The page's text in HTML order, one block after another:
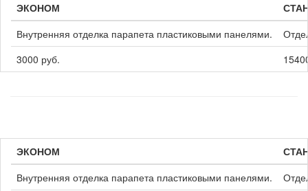
ЭКОНОМ
Внутренняя отделка парапета пластиковыми панелями.
3000 руб.
ЭКОНОМ
Внутренняя отделка парапета пластиковыми панелями.